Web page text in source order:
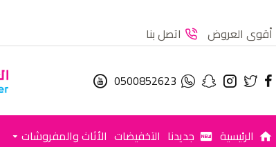
أقوى العروض اتصل بنا
0500852623
الرئيسية جديدنا التخفيضات الأثاث والمفروشات